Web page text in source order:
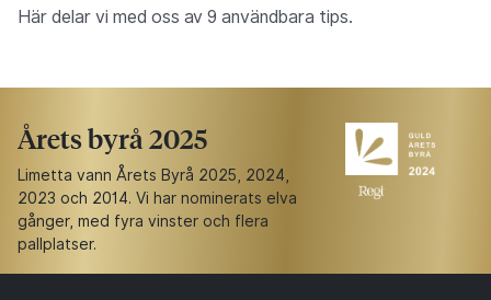
Här delar vi med oss av 9 användbara tips.
Årets byrå 2025
Limetta vann Årets Byrå 2025, 2024,
2023 och 2014. Vi har nominerats elva
gånger, med fyra vinster och flera
pallplatser.